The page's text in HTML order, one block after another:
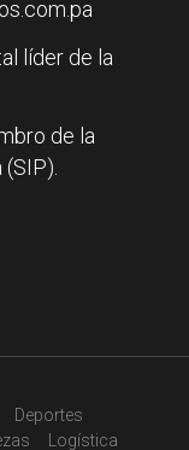
líder de la
de la
Deportes
Logística